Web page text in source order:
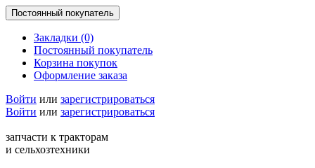
Постоянный покупатель
Закладки (0)
Постоянный покупатель
Корзина покупок
Оформление заказа
Войти или зарегистрироваться
Войти или зарегистрироваться
запчасти к тракторам
и сельхозтехники